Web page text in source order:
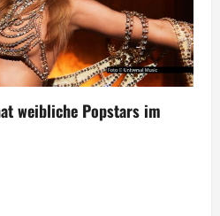
weibliche Popstars im